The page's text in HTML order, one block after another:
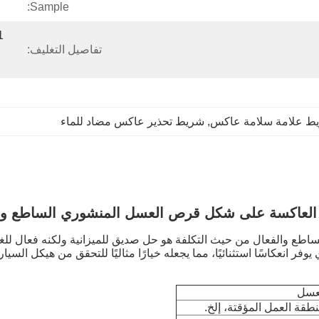
Sample:
تفاصيل التغليف:
علامة سلامة عاكس, شريط تحذير عاكس مضاد للماء
على شكل قرص العسل المنشوري الساطع
من حيث التكلفة هو حل صديق للميزانية ولكنه فعال
استثنائيًا، مما يجعله خيارًا مثاليًا للتحقق من هيكل
العمل المؤقتة، إلخ.